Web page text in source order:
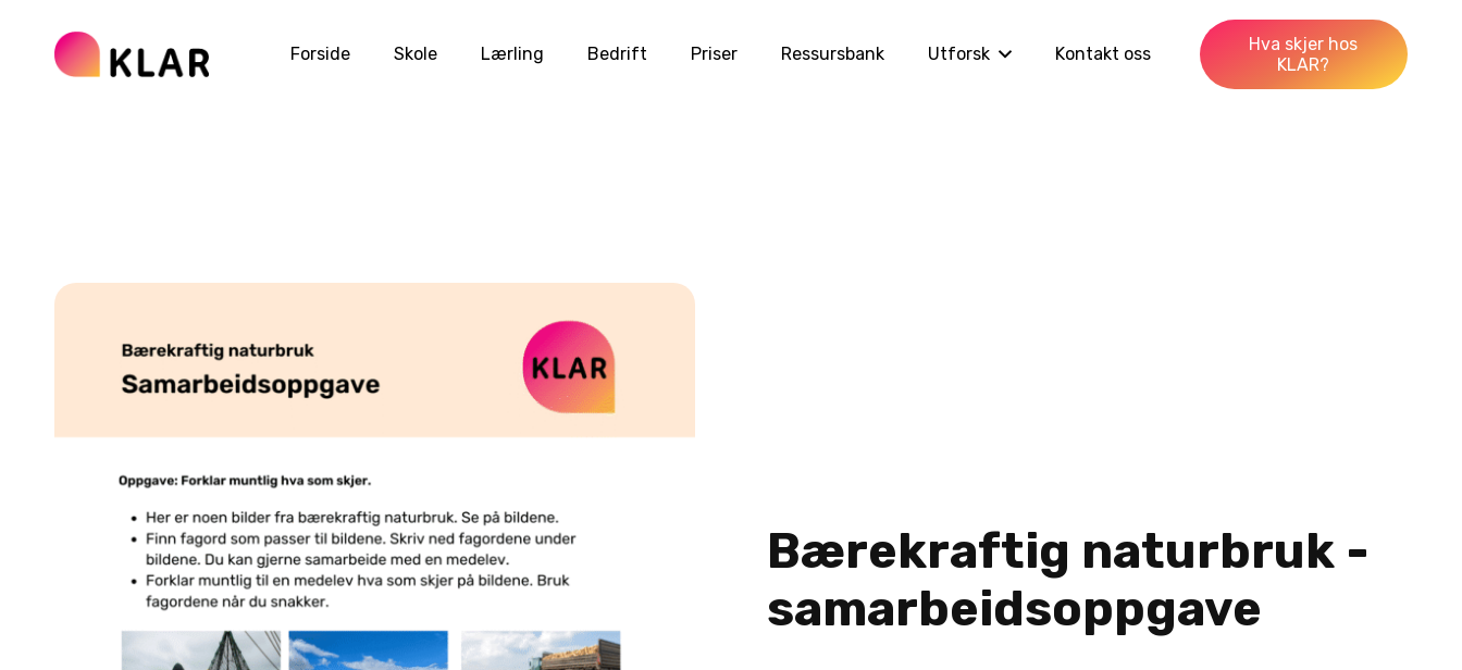
Forside Skole Lærling Bedrift Priser Ressursbank Utforsk Kontakt oss
Hva skjer hos
KLAR?
Bærekraftig naturbruk -
samarbeidsoppgave